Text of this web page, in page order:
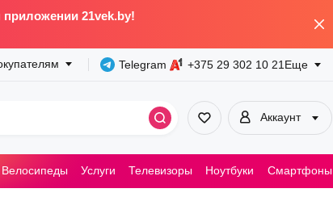
21vek.by!
Telegram +375 29 302 10 21 Еще
Аккаунт
Велосипеды Услуги Телевизоры Ноутбуки Смартфоны